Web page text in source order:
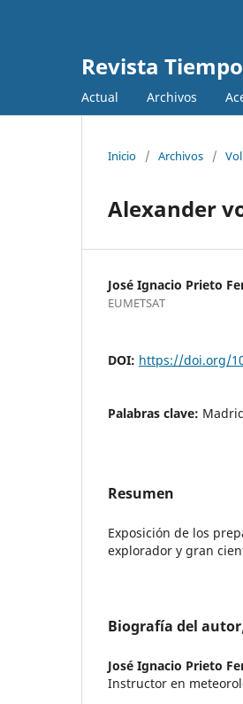
Revista
Actual Archivos
Inicio / Archivos /
Alexander
José Ignacio Prieto
EUMETSAT
DOI: https://doi.org/
Palabras clave:
Resumen
Exposición de los
explorador y gran
Biografía del
José Ignacio Prieto
Instructor en